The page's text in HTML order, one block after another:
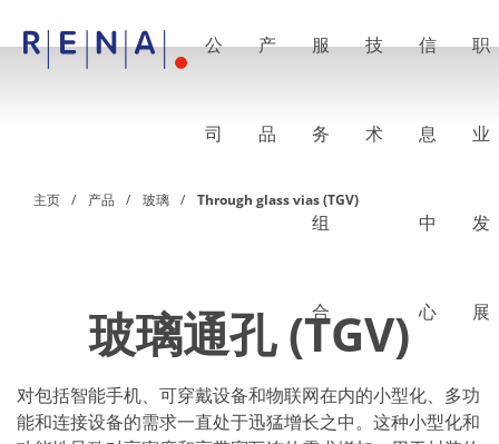
公
司
产
品
服
务
组
合
技
术
信
息
中
心
职
业
发
展
RENA Shanghai
晶圆干燥
化学品输送系统
绿色能源
主页 产品 玻璃 Through glass vias (TGV)
玻璃通孔 (TGV)
对包括智能手机、可穿戴设备和物联网在内的小型化、多功
能和连接设备的需求一直处于迅猛增长之中。这种小型化和